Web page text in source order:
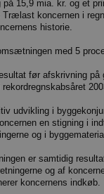
15,9 mia. kr. og et
Trælast koncernen i
historie.
med 5
før afskrivning på
udvikling i
en stigning i
og i
er samtidig
og af
koncernens indkøb.